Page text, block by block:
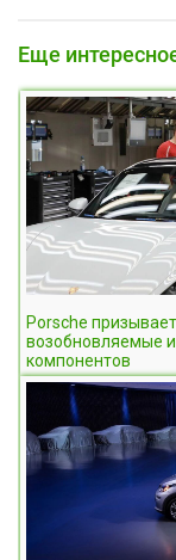
Еще
Porsche
возобновляемые
компонентов